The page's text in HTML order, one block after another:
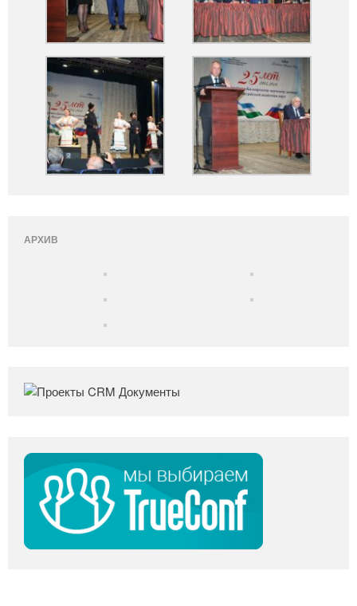
АРХИВ